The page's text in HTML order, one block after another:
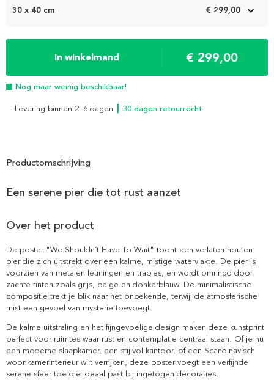
30 x 40 cm € 299,00
In winkelmand € 299,00
Nog maar weinig beschikbaar!
- Levering binnen 2–6 dagen ┃ 30 dagen retourrecht
Productomschrijving
Een serene pier die tot rust aanzet
Over het product
De poster "We Shouldn´t Have To Wait" toont een verlaten houten
pier die zich uitstrekt over een kalme, mistige watervlakte. De pier is
voorzien van metalen leuningen en trapjes, en wordt omringd door
zachte tinten zoals grijs, beige en donkerblauw. De minimalistische
compositie trekt je blik naar het onbekende, terwijl de atmosferische
mist een gevoel van mysterie toevoegt.
De kalme uitstraling en het fijngevoelige design maken deze kunstprint
perfect voor ruimtes waar rust en contemplatie centraal staan. Of je nu
een moderne slaapkamer, een stijlvol kantoor, of een Scandinavisch
woonkamerinterieur wilt verrijken, deze poster voegt een verfijnde
serene sfeer toe die ideaal past bij ingetogen decoraties.